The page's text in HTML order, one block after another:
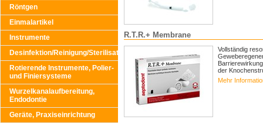
Röntgen
Einmalartikel
Instrumente
Desinfektion/Reinigung/Sterilisation
Rotierende Instrumente, Polier-
und Finiersysteme
Wurzelkanalaufbereitung,
Endodontie
Geräte, Praxiseinrichtung
R.T.R.+ Membrane
Vollständig
der
Mehr